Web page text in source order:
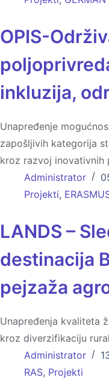
OPIS-
inkluzija,
Unapređenje
zapošljivih kategorija
kroz razvoj inovativnih
Administrator
Projekti,
LANDS –
destinacija
pejzaža
Unapređenja kvaliteta
kroz diverzifikaciju
Administrator
RAS, Projekti